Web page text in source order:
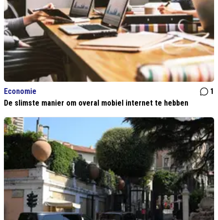
Economie
1
De slimste manier om overal mobiel internet te hebben